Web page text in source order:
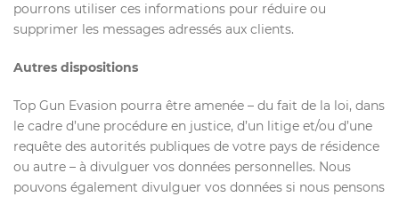
pourrons utiliser ces informations pour réduire ou
supprimer les messages adressés aux clients.
Autres dispositions
Top Gun Evasion pourra être amenée – du fait de la loi, dans
le cadre d’une procédure en justice, d’un litige et/ou d’une
requête des autorités publiques de votre pays de résidence
ou autre – à divulguer vos données personnelles. Nous
pouvons également divulguer vos données si nous pensons